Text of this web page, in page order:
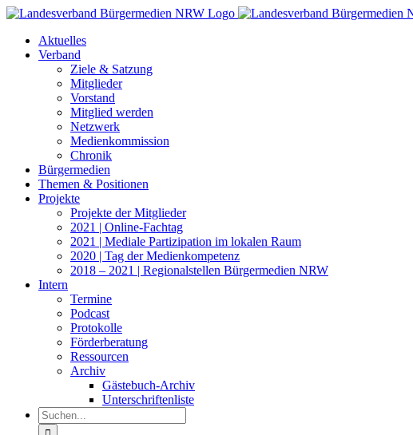
Zum
springenAktuelles
Verband
Ziele & Satzung
Mitglieder
Vorstand
Mitglied werden
Netzwerk
Medienkommission
Chronik
Bürgermedien
Themen & Positionen
Projekte
Projekte der Mitglieder
2021 | Online-Fachtag
2021 | Mediale Partizipation im lokalen Raum
2020 | Tag der Medienkompetenz
2018 – 2021 | Regionalstellen Bürgermedien NRW
Intern
Termine
Podcast
Protokolle
Förderberatung
Ressourcen
Archiv
Gästebuch-Archiv
Unterschriftenliste
Suche
nach: